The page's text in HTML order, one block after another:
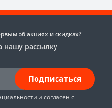
об акциях и скидках?
нашу рассылку
Подписаться
и согласен с